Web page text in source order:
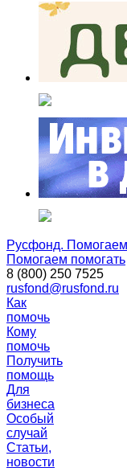
Русфонд.
Помогаем помогать
8 (800) 250 7525
rusfond@rusfond.ru
Как
помочь
Кому
помочь
Получить
помощь
Для
бизнеса
Особый
случай
Статьи,
новости